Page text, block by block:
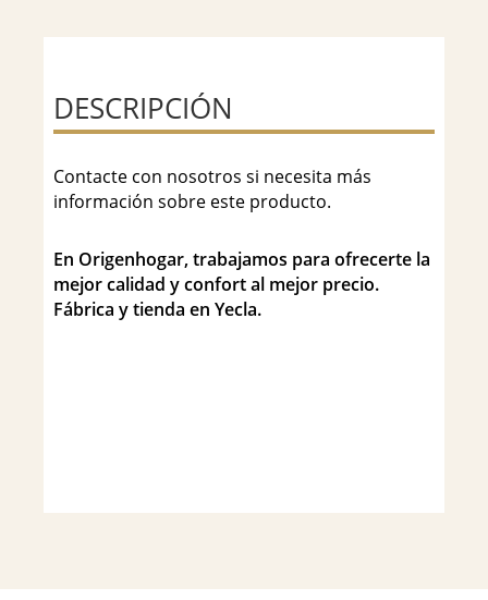
DESCRIPCIÓN
Contacte con nosotros si necesita más
información sobre este producto.
En Origenhogar, trabajamos para ofrecerte la
mejor calidad y confort al mejor precio.
Fábrica y tienda en Yecla.